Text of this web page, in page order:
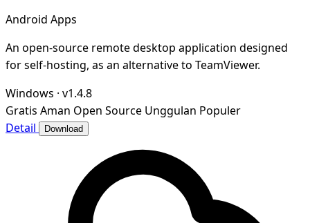
Android Apps
An open-source remote desktop application designed
for self-hosting, as an alternative to TeamViewer.
Windows · v1.4.8
Gratis Aman Open Source Unggulan Populer
Detail
Download